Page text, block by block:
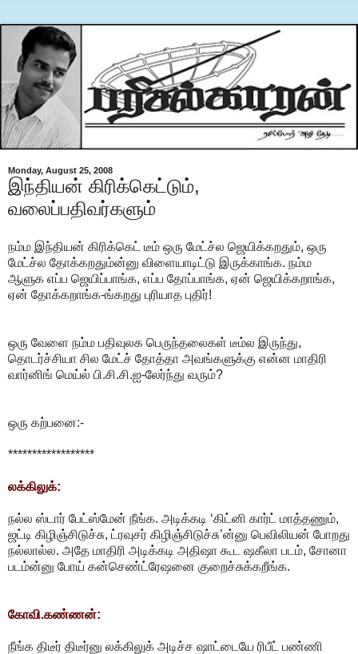
Monday, August 25, 2008
இந்தியன் கிரிக்கெட்டும்,
வலைப்பதிவர்களும்
நம்ம இந்தியன் கிரிக்கெட் டீம் ஒரு மேட்ச்ல ஜெயிக்கறதும், ஒரு
மேட்ச்ல தோக்கறதும்ன்னு விளையாடிட்டு இருக்காங்க. நம்ம
ஆளுக எப்ப ஜெயிப்பாங்க, எப்ப தோப்பாங்க, ஏன் ஜெயிக்கறாங்க,
ஏன் தோக்கறாங்க-ங்கறது புரியாத புதிர்!
ஒரு வேளை நம்ம பதிவுலக பெருந்தலைகள் டீம்ல இருந்து,
தொடர்ச்சியா சில மேட்ச் தோத்தா அவங்களுக்கு என்ன மாதிரி
வார்னிங் மெய்ல் பி.சி.சி.ஐ-லேர்ந்து வரும்?
ஒரு கற்பனை:-
******************
லக்கிலுக்:
நல்ல ஸ்டார் பேட்ஸ்மேன் நீங்க. அடிக்கடி ‘கிட்னி கார்ட் மாத்தணும்,
ஜட்டி கிழிஞ்சிடுச்சு, ட்ரவுசர் கிழிஞ்சிடுச்சு’ன்னு பெவிலியன் போறது
நல்லால்ல. அதே மாதிரி அடிக்கடி அதிஷா கூட ஷகீலா படம், சோனா
படம்ன்னு போய் கன்செண்ட்ரேஷனை குறைச்சுக்கறீங்க.
கோவி.கண்ணன்:
நீங்க திடீர் திடீர்னு லக்கிலுக் அடிச்ச ஷாட்டையே ரிபீட் பண்ணி